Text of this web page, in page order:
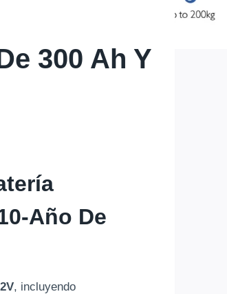
300 Ah Y
Año De
, incluyendo